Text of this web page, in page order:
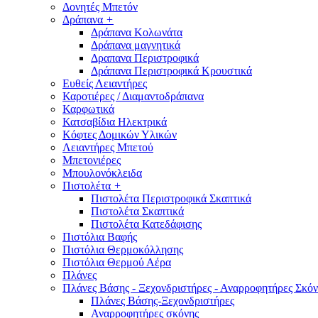
Δονητές Μπετόν
Δράπανα +
Δράπανα Κολωνάτα
Δράπανα μαγνητικά
Δραπανα Περιστροφικά
Δράπανα Περιστροφικά Κρουστικά
Ευθείς Λειαντήρες
Καροτιέρες / Διαμαντοδράπανα
Καρφωτικά
Κατσαβίδια Ηλεκτρικά
Κόφτες Δομικών Υλικών
Λειαντήρες Μπετού
Μπετονιέρες
Μπουλονόκλειδα
Πιστολέτα +
Πιστολέτα Περιστροφικά Σκαπτικά
Πιστολέτα Σκαπτικά
Πιστολέτα Κατεδάφισης
Πιστόλια Βαφής
Πιστόλια Θερμοκόλλησης
Πιστόλια Θερμού Αέρα
Πλάνες
Πλάνες Βάσης - Ξεχονδριστήρες - Αναρροφητήρες
Πλάνες Βάσης-Ξεχονδριστήρες
Αναρροφητήρες σκόνης